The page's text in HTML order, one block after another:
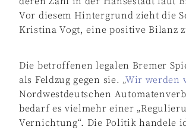
Vor diesem Hintergrund zieht die
Kristina Vogt, eine positive Bilanz
Die betroffenen legalen Bremer
als Feldzug gegen sie. „Wir werden
Nordwestdeutschen
bedarf es vielmehr einer
Vernichtung“. Die Politik handele